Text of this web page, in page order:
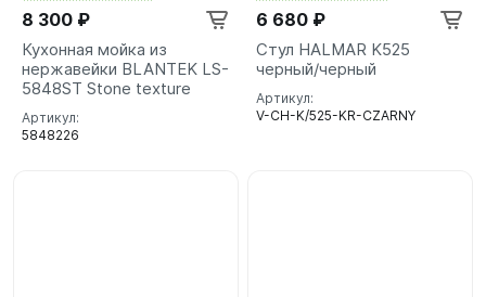
8 300 ₽
Кухонная мойка из
нержавейки BLANTEK LS-
5848ST Stone texture
Артикул:
5848226
6 680 ₽
Стул HALMAR K525
черный/черный
Артикул:
V-CH-K/525-KR-CZARNY